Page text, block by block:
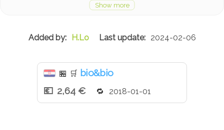
H.Lo 2024-02-06
🏪 🛒 bio&bio
2,64 €
2018-01-01